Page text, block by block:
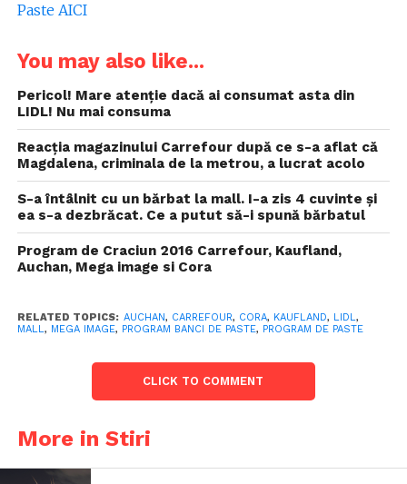
Paste AICI
You may also like...
Pericol! Mare atenție dacă ai consumat asta din
LIDL! Nu mai consuma
Reacția magazinului Carrefour după ce s-a aflat că
Magdalena, criminala de la metrou, a lucrat acolo
S-a întâlnit cu un bărbat la mall. I-a zis 4 cuvinte și
ea s-a dezbrăcat. Ce a putut să-i spună bărbatul
Program de Craciun 2016 Carrefour, Kaufland,
Auchan, Mega image si Cora
RELATED TOPICS: AUCHAN, CARREFOUR, CORA, KAUFLAND, LIDL,
MALL, MEGA IMAGE, PROGRAM BANCI DE PASTE, PROGRAM DE PASTE
CLICK TO COMMENT
More in Stiri